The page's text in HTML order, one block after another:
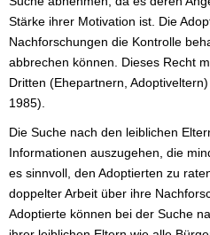
Stärke ihrer Motivation ist. Die
Nachforschungen die Kontrolle
abbrechen können. Dieses Recht
Dritten (Ehepartnern,
1985).
Die Suche nach den leiblichen
Informationen auszugehen, die
es sinnvoll, den Adoptierten zu
doppelter Arbeit über ihre
Adoptierte können bei der Suche